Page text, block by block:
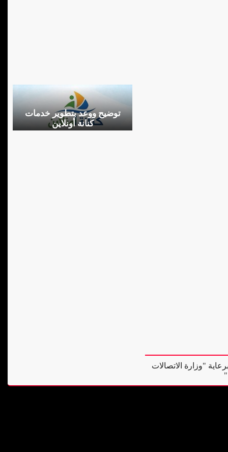
توضيح ووعد بتطوير خدمات
كنانة أونلاين
"وزارة الاتصالات